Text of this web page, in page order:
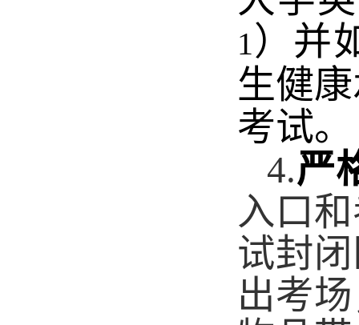
1）并
生健
考试。
4.严
入口
试封
出考